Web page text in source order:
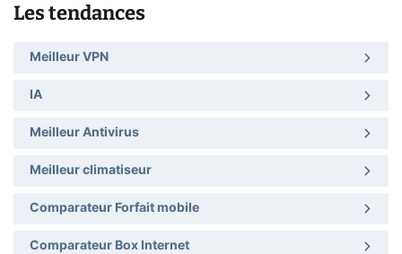
Les tendances
Meilleur VPN
IA
Meilleur Antivirus
Meilleur climatiseur
Comparateur Forfait mobile
Comparateur Box Internet